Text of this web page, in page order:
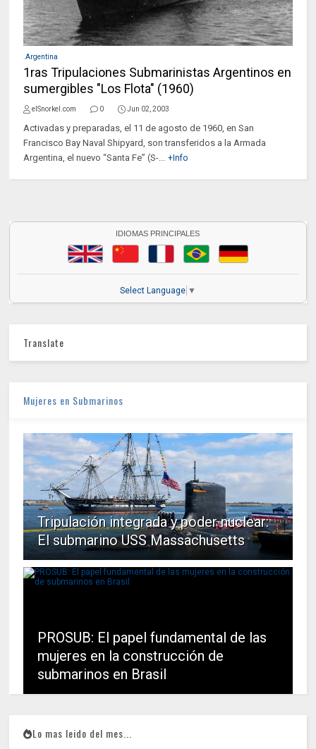
.Argentina
1ras Tripulaciones Submarinistas Argentinos en
sumergibles "Los Flota" (1960)
elSnorkel.com 0 Jun 02, 2003
Activadas y preparadas, el 11 de agosto de 1960, en San
Francisco Bay Naval Shipyard, son transferidos a la Armada
Argentina, el nuevo “Santa Fe” (S-... +Info
IDIOMAS PRINCIPALES
Select Language ▼
Translate
Mujeres en Submarinos
Tripulación integrada y poder nuclear:
El submarino USS Massachusetts
PROSUB: El papel fundamental de las
mujeres en la construcción de
submarinos en Brasil
Lo mas leido del mes...